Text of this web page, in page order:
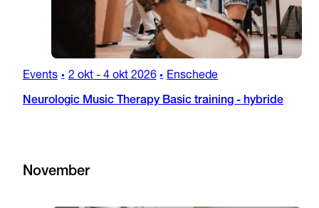
Events • 2 okt- 4 okt 2026 • Enschede
Neurologic Music Therapy Basic training - hybride
November